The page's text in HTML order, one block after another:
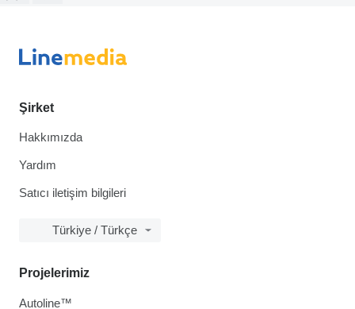
Şirket
Hakkımızda
Yardım
Satıcı iletişim bilgileri
Türkiye / Türkçe
Projelerimiz
Autoline™